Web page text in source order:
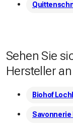
Sehen Sie
Hersteller an
Biohof
Savonnerie